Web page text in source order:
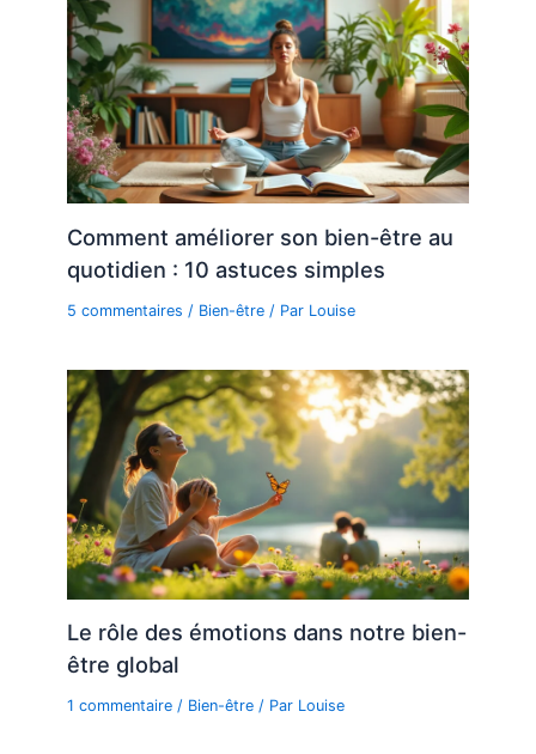
Comment améliorer son bien-être au
quotidien : 10 astuces simples
5 commentaires / Bien-être / Par Louise
Le rôle des émotions dans notre bien-
être global
1 commentaire / Bien-être / Par Louise